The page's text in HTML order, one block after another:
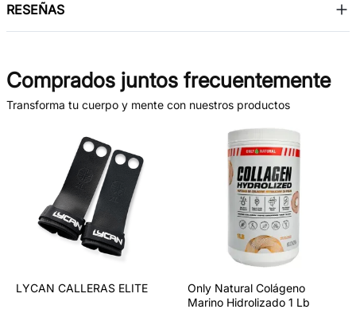
RESEÑAS
Comprados juntos frecuentemente
Transforma tu cuerpo y mente con nuestros productos
LYCAN CALLERAS ELITE
Only Natural Colágeno
Marino Hidrolizado 1 Lb